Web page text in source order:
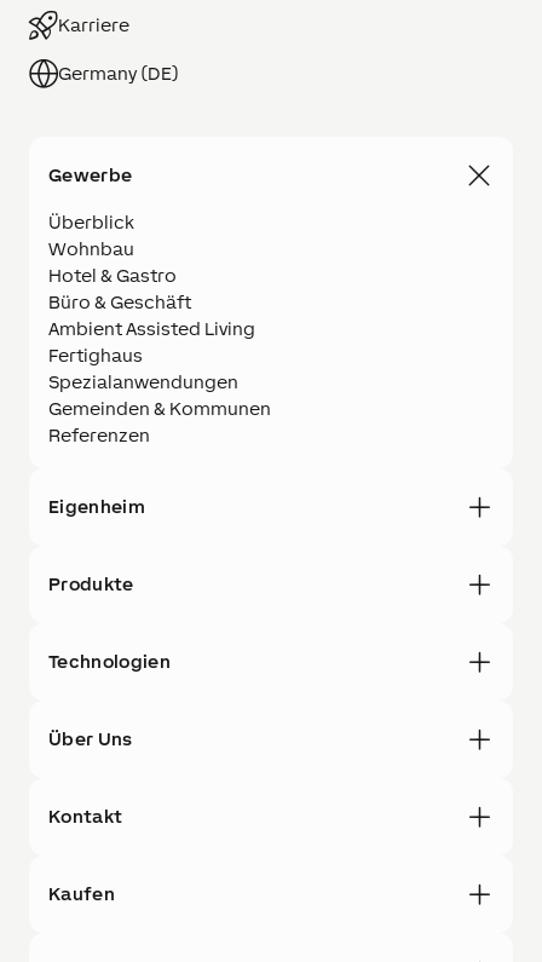
Karriere
Germany (DE)
Gewerbe
Überblick
Wohnbau
Hotel & Gastro
Büro & Geschäft
Ambient Assisted Living
Fertighaus
Spezialanwendungen
Gemeinden & Kommunen
Referenzen
Eigenheim
Produkte
Technologien
Über Uns
Kontakt
Kaufen